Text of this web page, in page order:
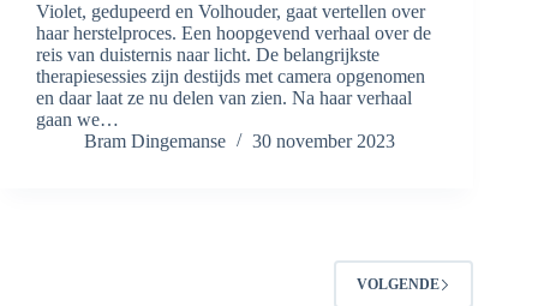
Violet, gedupeerd en Volhouder, gaat vertellen over
haar herstelproces. Een hoopgevend verhaal over de
reis van duisternis naar licht. De belangrijkste
therapiesessies zijn destijds met camera opgenomen
en daar laat ze nu delen van zien. Na haar verhaal
gaan we…
Bram Dingemanse
30 november 2023
VOLGENDE